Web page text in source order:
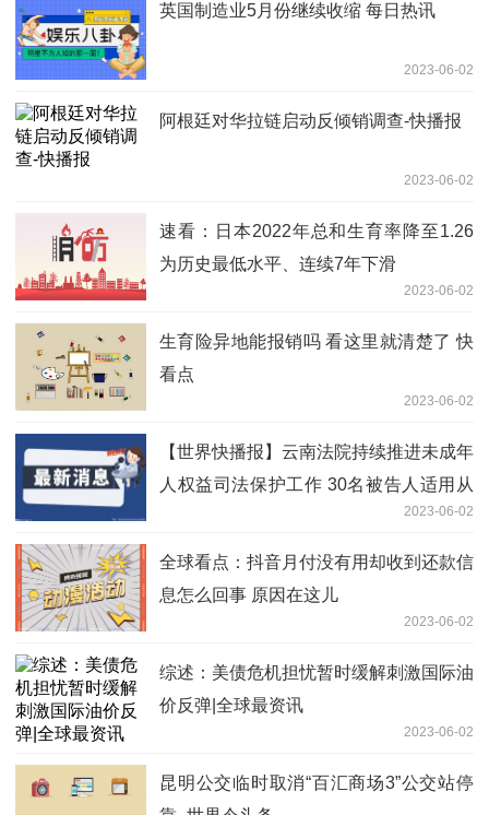
英国制造业5月份继续收缩 每日热讯
2023-06-02
阿根廷对华拉链启动反倾销调查-快播报
2023-06-02
速看：日本2022年总和生育率降至1.26
为历史最低水平、连续7年下滑
2023-06-02
生育险异地能报销吗 看这里就清楚了 快
看点
2023-06-02
【世界快播报】云南法院持续推进未成年
人权益司法保护工作 30名被告人适用从
2023-06-02
全球看点：抖音月付没有用却收到还款信
息怎么回事 原因在这儿
2023-06-02
综述：美债危机担忧暂时缓解刺激国际油
价反弹|全球最资讯
2023-06-02
昆明公交临时取消“百汇商场3”公交站停